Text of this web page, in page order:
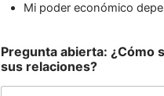
Mi poder económico
Pregunta abierta: ¿Cómo
sus relaciones?